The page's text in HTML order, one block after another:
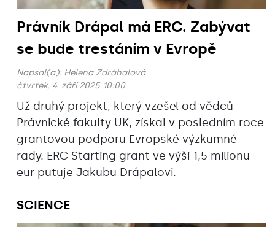
Právník Drápal má ERC. Zabývat
se bude trestáním v Evropě
Napsal(a): Helena Zdráhalová
čtvrtek, 4. září 2025 10:00
Už druhý projekt, který vzešel od vědců
Právnické fakulty UK, získal v posledním roce
grantovou podporu Evropské výzkumné
rady. ERC Starting grant ve výši 1,5 milionu
eur putuje Jakubu Drápalovi.
SCIENCE